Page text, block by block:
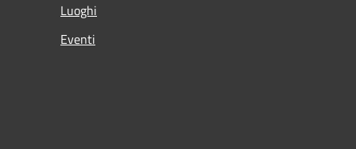
Luoghi
Eventi